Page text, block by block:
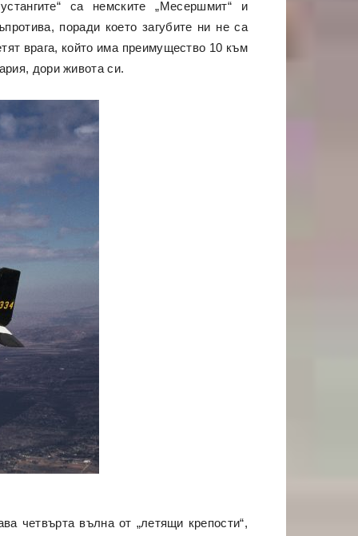
са немските „Месершмит“ и
поради което загубите ни не са
врага, който има преимущество 10 към
дори живота си.
четвърта вълна от „летящи крепости“,